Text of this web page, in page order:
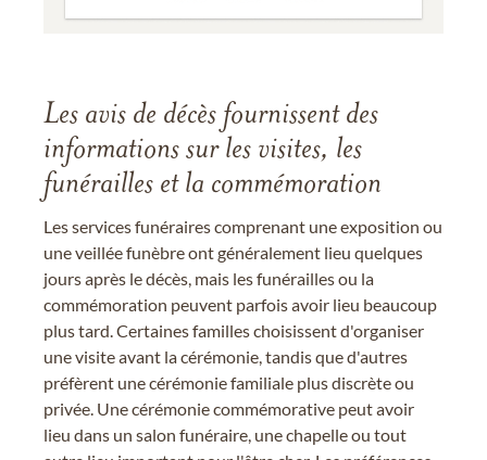
Les avis de décès fournissent des
informations sur les visites, les
funérailles et la commémoration
Les services funéraires comprenant une exposition ou
une veillée funèbre ont généralement lieu quelques
jours après le décès, mais les funérailles ou la
commémoration peuvent parfois avoir lieu beaucoup
plus tard. Certaines familles choisissent d'organiser
une visite avant la cérémonie, tandis que d'autres
préfèrent une cérémonie familiale plus discrète ou
privée. Une cérémonie commémorative peut avoir
lieu dans un salon funéraire, une chapelle ou tout